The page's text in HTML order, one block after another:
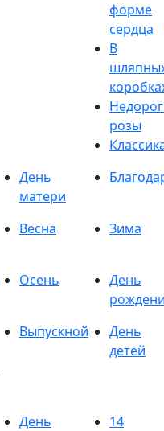
форме
сердца
В
розы
День
матери
Весна Зима
Осень
День
Выпускной
День
детей
День
14